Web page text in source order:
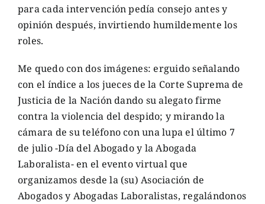
para cada intervención pedía consejo antes y
opinión después, invirtiendo humildemente los
roles.
Me quedo con dos imágenes: erguido señalando
con el índice a los jueces de la Corte Suprema de
Justicia de la Nación dando su alegato firme
contra la violencia del despido; y mirando la
cámara de su teléfono con una lupa el último 7
de julio -Día del Abogado y la Abogada
Laboralista- en el evento virtual que
organizamos desde la (su) Asociación de
Abogados y Abogadas Laboralistas, regalándonos